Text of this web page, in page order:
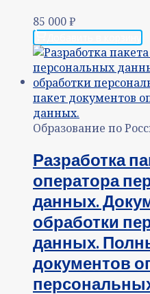
85 000₽
Образование по
Разработка
оператора
данных.
обработки
данных.
документов